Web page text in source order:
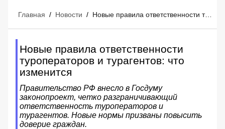
Главная / Новости / Новые правила ответственности туроператоров и турагентов: что изменится
Новые правила ответственности
туроператоров и турагентов: что
изменится
Правительство РФ внесло в Госдуму
законопроект, четко разграничивающий
ответственность туроператоров и
турагентов. Новые нормы призваны повысить
доверие граждан.